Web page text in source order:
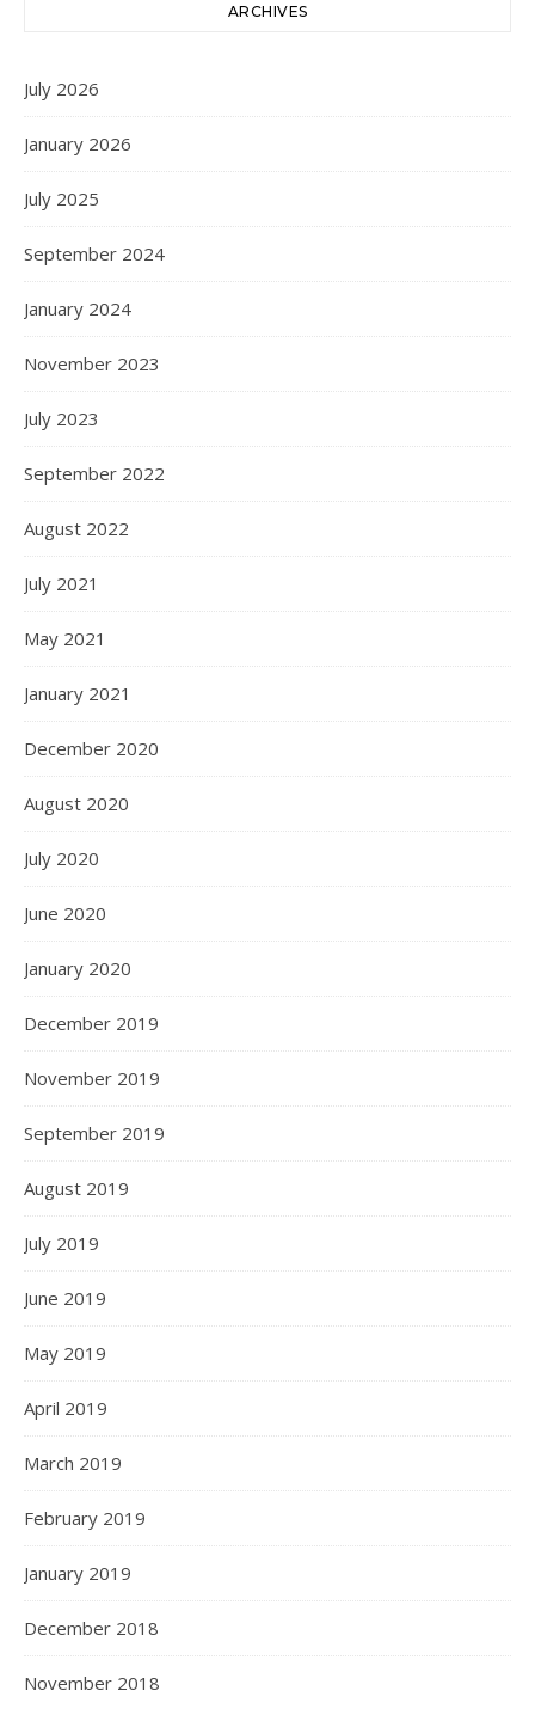
ARCHIVES
July 2026
January 2026
July 2025
September 2024
January 2024
November 2023
July 2023
September 2022
August 2022
July 2021
May 2021
January 2021
December 2020
August 2020
July 2020
June 2020
January 2020
December 2019
November 2019
September 2019
August 2019
July 2019
June 2019
May 2019
April 2019
March 2019
February 2019
January 2019
December 2018
November 2018